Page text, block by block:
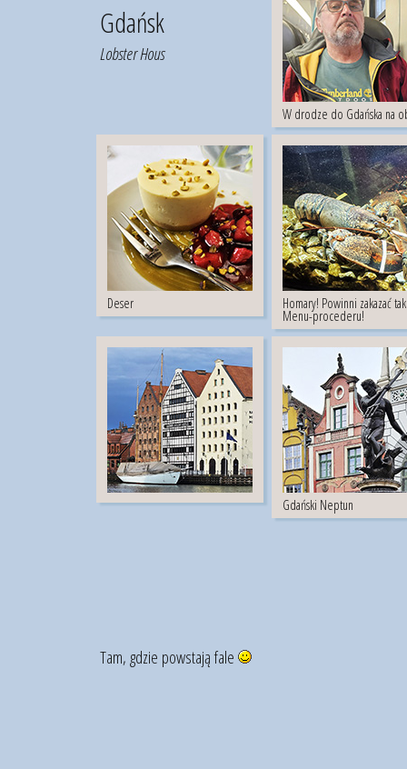
Gdańsk
Lobster Hous
W drodze do Gdańska na
Deser Homary! Powinni zakazać
Menu-procederu!
Gdański Neptun
Tam, gdzie powstają fale